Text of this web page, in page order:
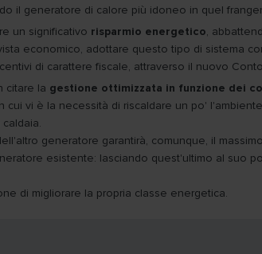
il generatore di calore più idoneo in quel
un significativo risparmio energetico,
economico, adottare questo tipo di sistema
di carattere fiscale, attraverso il nuovo
citare la gestione ottimizzata in funzione dei
vi è la necessità di riscaldare un po'
generatore garantirà, comunque, il
esistente: lasciando quest'ultimo al suo
di migliorare la propria classe energetica.